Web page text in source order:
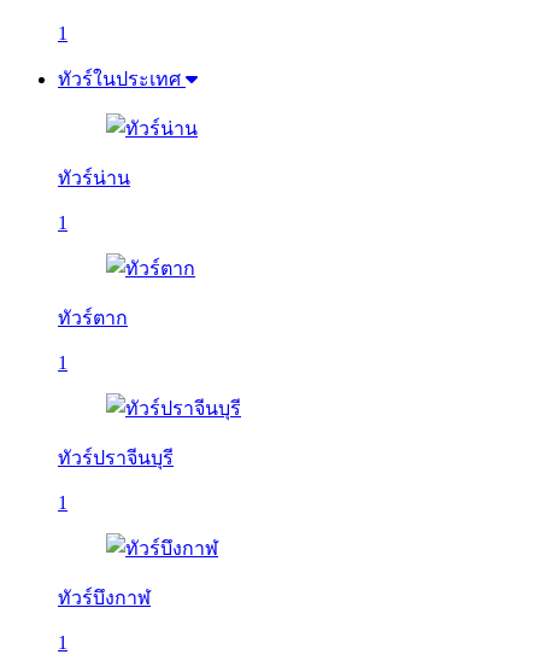
1
ทัวร์ในประเทศ
ทัวร์น่าน
1
ทัวร์ตาก
1
ทัวร์ปราจีนบุรี
1
ทัวร์บึงกาฬ
1